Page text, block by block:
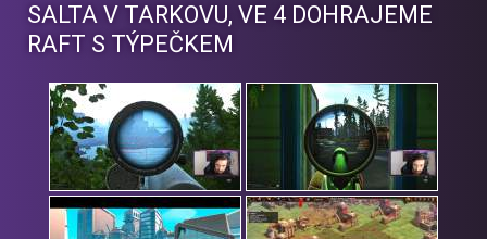
SALTA V TARKOVU, VE 4 DOHRAJEME
RAFT S TÝPEČKEM